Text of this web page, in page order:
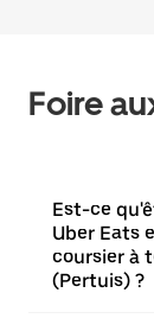
Foire
Est-ce
Uber Eats
coursier à
(Pertuis) ?